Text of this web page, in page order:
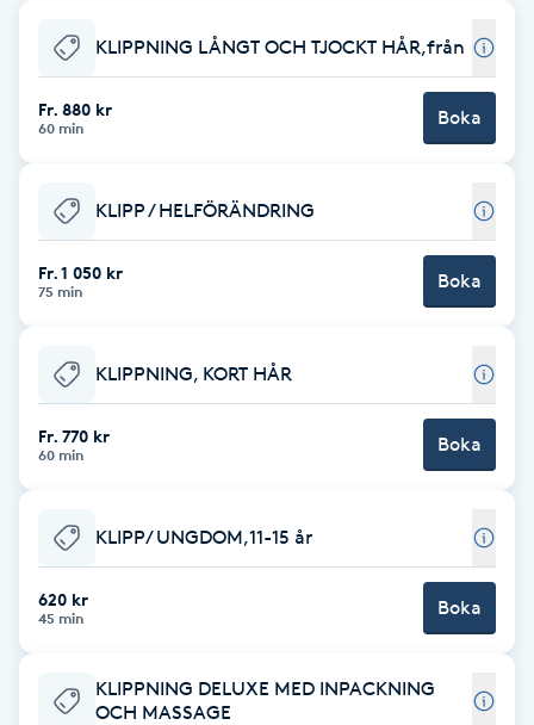
Babylights
Balayage
Barber
BIAB
Blowout
Brynfärgning
Brynplockning
KLIPPNING LÅNGT OCH TJOCKT HÅR,från
Fr. 880 kr
60 min Boka
KLIPP / HELFÖRÄNDRING
Fr. 1 050 kr
75 min Boka
KLIPPNING, KORT HÅR
Fr. 770 kr
60 min Boka
KLIPP/ UNGDOM,11-15 år
620 kr
45 min Boka
KLIPPNING DELUXE MED INPACKNING
OCH MASSAGE